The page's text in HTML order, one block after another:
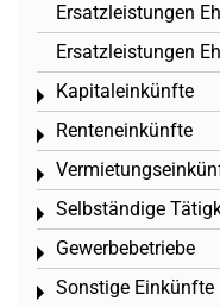
Ersatzleistungen
Ersatzleistungen
Kapitaleinkünfte
Toggle menu
Renteneinkünfte
Toggle menu
Toggle menu
Selbständige
Toggle menu
Gewerbebetriebe
Toggle menu
Sonstige Einkünfte
Toggle menu